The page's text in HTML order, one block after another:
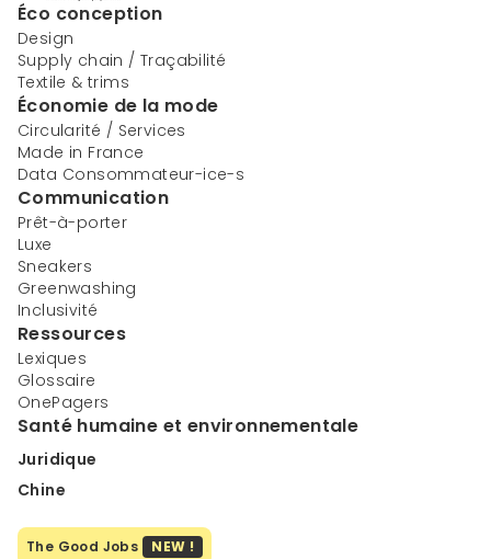
Éco conception
Design
Supply chain / Traçabilité
Textile & trims
Économie de la mode
Circularité / Services
Made in France
Data Consommateur-ice-s
Communication
Prêt-à-porter
Luxe
Sneakers
Greenwashing
Inclusivité
Ressources
Lexiques
Glossaire
OnePagers
Santé humaine et environnementale
Juridique
Chine
The Good Jobs NEW !